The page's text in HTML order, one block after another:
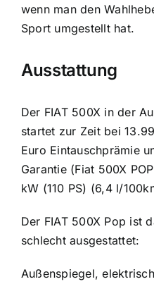
wenn man den
Sport umgestellt hat.
Ausstattung
Der FIAT 500X in der
startet zur Zeit bei
Euro Eintauschprämie
Garantie (Fiat 500X
kW (110 PS) (6,4 l/
Der FIAT 500X Pop ist
schlecht ausgestattet:
Außenspiegel,